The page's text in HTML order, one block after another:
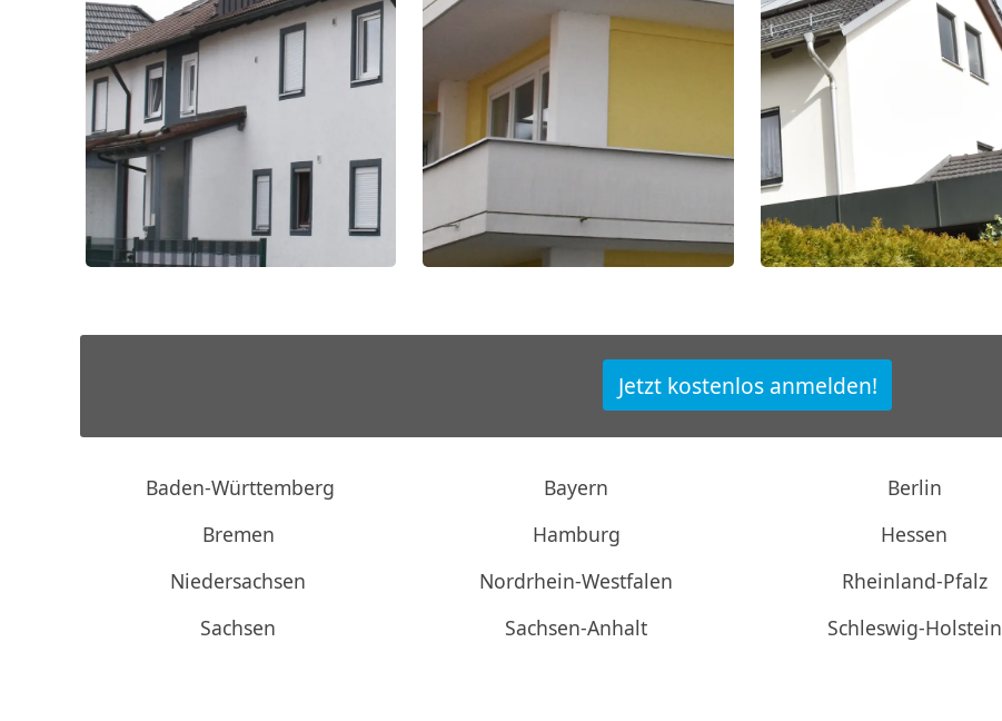
Jetzt kostenlos anmelden!
Baden-Württemberg Bayern Berlin
Bremen
Hamburg Hessen
Niedersachsen
Nordrhein-Westfalen Rheinland-Pfalz
Sachsen
Sachsen-Anhalt Schleswig-Holstein